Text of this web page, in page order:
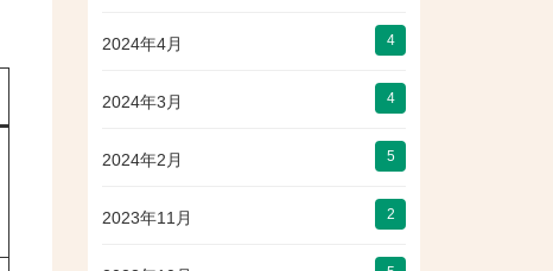
2024年4月 4
2024年3月 4
2024年2月 5
2023年11月 2